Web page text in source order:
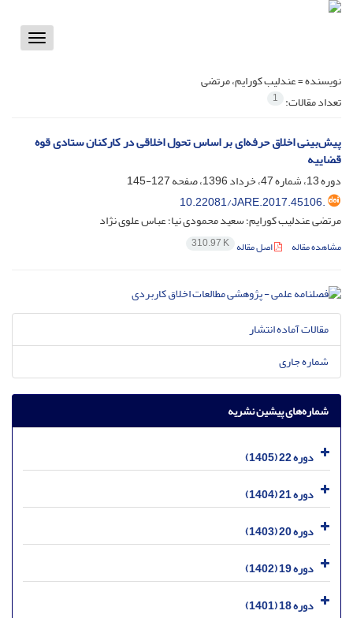
Toggle
نویسنده =عندلیب کورایم، مرتضی
تعداد مقالات: 1
پیش‌بینی اخلاق حرفه‌ای بر اساس تحول اخلاقی در کارکنان ستادی قوه
قضاییه
دوره 13، شماره 47، خرداد 1396، صفحه
127-145
10.22081/JARE.2017.45106.
مرتضی عندلیب کورایم؛ سعید محمودی نیا؛ عباس علوی نژاد
مشاهده مقاله اصل مقاله 310.97 K
مقالات آماده انتشار
شماره جاری
شماره‌های پیشین نشریه
دوره 22 (1405)
دوره 21 (1404)
دوره 20 (1403)
دوره 19 (1402)
دوره 18 (1401)